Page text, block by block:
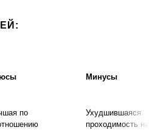
Минусы
по
Ухудшившаяся
проходимость на